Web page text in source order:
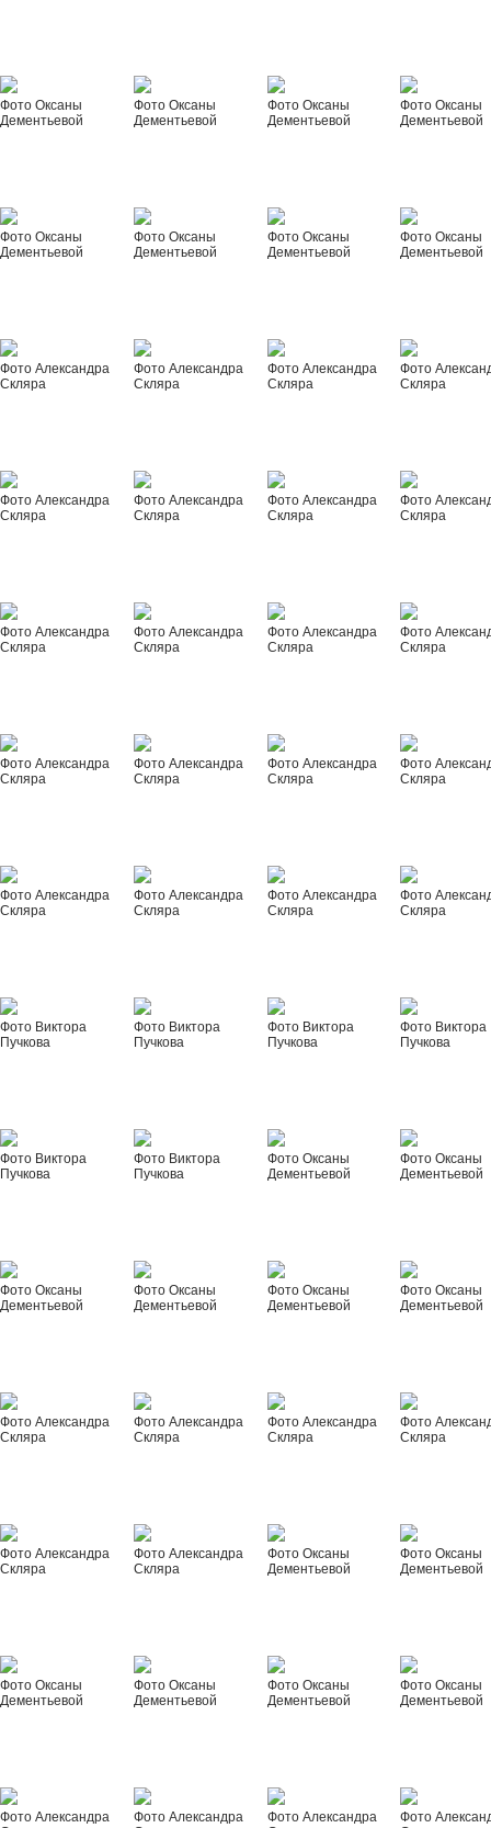
Фото Оксаны
Дементьевой
Фото Оксаны
Дементьевой
Фото Оксаны
Дементьевой
Фото Оксаны
Дементьевой
Фото Оксаны
Дементьевой
Фото Оксаны
Дементьевой
Фото Оксаны
Дементьевой
Фото Оксаны
Дементьевой
Фото Александра
Скляра
Фото Александра
Скляра
Фото Александра
Скляра
Фото
Скляра
Фото Александра
Скляра
Фото Александра
Скляра
Фото Александра
Скляра
Фото
Скляра
Фото Александра
Скляра
Фото Александра
Скляра
Фото Александра
Скляра
Фото
Скляра
Фото Александра
Скляра
Фото Александра
Скляра
Фото Александра
Скляра
Фото
Скляра
Фото Александра
Скляра
Фото Александра
Скляра
Фото Александра
Скляра
Фото
Скляра
Фото Виктора
Пучкова
Фото Виктора
Пучкова
Фото Виктора
Пучкова
Фото Виктора
Пучкова
Фото Виктора
Пучкова
Фото Виктора
Пучкова
Фото Оксаны
Дементьевой
Фото Оксаны
Дементьевой
Фото Оксаны
Дементьевой
Фото Оксаны
Дементьевой
Фото Оксаны
Дементьевой
Фото Оксаны
Дементьевой
Фото Александра
Скляра
Фото Александра
Скляра
Фото Александра
Скляра
Фото
Скляра
Фото Александра
Скляра
Фото Александра
Скляра
Фото Оксаны
Дементьевой
Фото Оксаны
Дементьевой
Фото Оксаны
Дементьевой
Фото Оксаны
Дементьевой
Фото Оксаны
Дементьевой
Фото Оксаны
Дементьевой
Фото Александра
Фото Александра
Фото Александра
Фото